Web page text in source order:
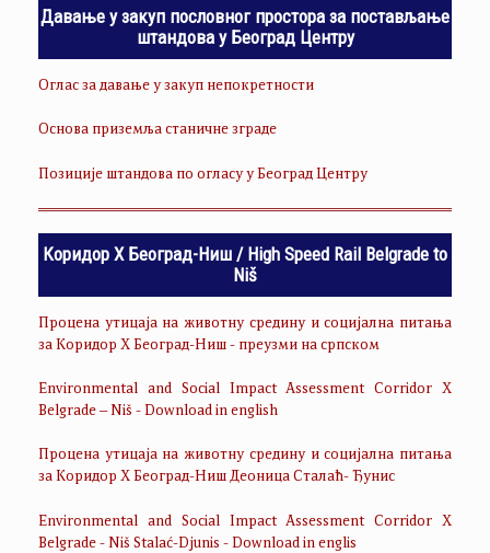
Давање у закуп пословног простора за постављање
штандова у Београд Центру
Оглас за давање у закуп непокретности
Основа приземља станичне зграде
Позиције штандова по огласу у Београд Центру
Коридор Х Београд-Ниш / High Speed Rail Belgrade to
Niš
Процена утицаја на животну средину и социјална питања
за Коридор Х Београд-Ниш - преузми на српском
Environmental and Social Impact Assessment Corridor X
Belgrade – Niš - Download in english
Процена утицаја на животну средину и социјална питања
за Коридор Х Београд-Ниш Деоница Сталаћ- Ђунис
Environmental and Social Impact Assessment Corridor X
Belgrade - Niš Stalać-Djunis - Download in englis